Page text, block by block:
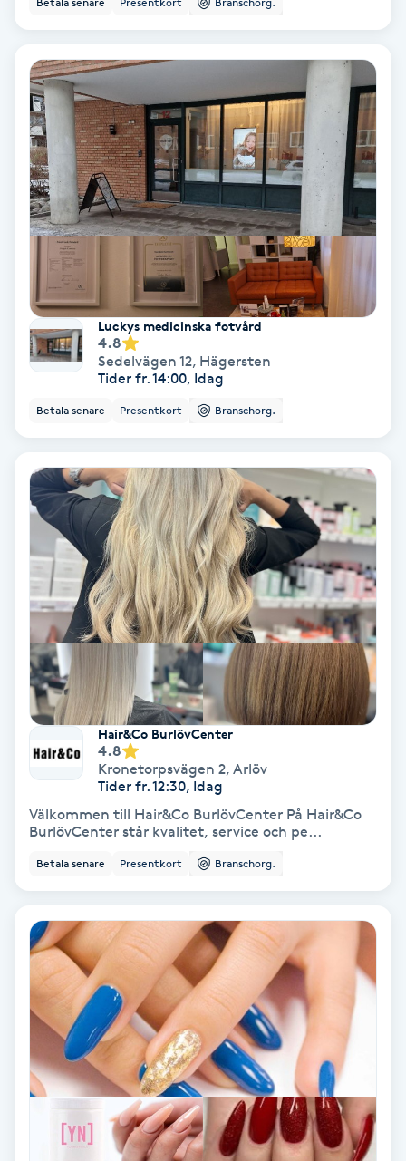
Babylights
Balayage
Bambumassage
Barnklippning
BIAB
Brynformning
Brynfärgning
Brynplockning
Bröllopsuppsättning
Celluliter
Coachning
Color correction
Cryoterapi
Damklippning
Dermapen
Diamantslipning
Enzympeeling
Luckys medicinska fotvård
4.8
Sedelvägen 12, Hägersten
Tider fr. 14:00, Idag
Betala senare Presentkort Branschorg.
Hair&Co BurlövCenter
4.8
Kronetorpsvägen 2, Arlöv
Tider fr. 12:30, Idag
Välkommen till Hair&Co BurlövCenter På Hair&Co
BurlövCenter står kvalitet, service och pe...
Betala senare Presentkort Branschorg.